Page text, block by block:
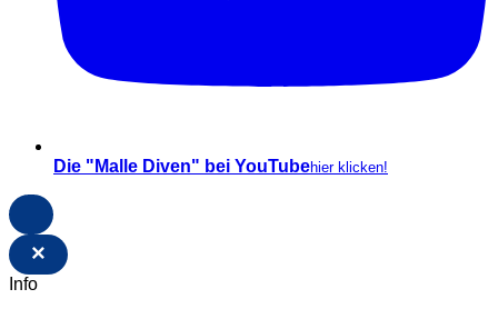
Die "Malle Diven" bei YouTubehier klicken!
×
Info